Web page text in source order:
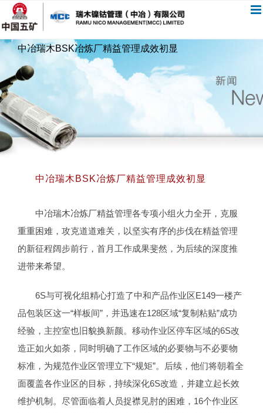
过
内
中冶瑞木BSK冶炼厂精益管理成效初显
中冶瑞木BSK冶炼厂精益管理成效初显
中冶瑞木冶炼厂精益管理各专项小组火力全开，克服
重重困难，攻克道道难关，以坚实有序的步伐在精益管理
的新征程阔步前行，首月工作成果斐然，为后续的深度推
进带来希望。
6S与可视化组精心打造了中和产品作业区E149一楼产
品包装区这一“样板间”，并迅速在128区域“复制粘贴”成功
经验，主控室也旧貌换新颜。移动作业区停车区域的6S改
造正如火如荼，同时明确了工作区域的必要物与不必要物
标准，为规范作业区管理立下“规矩”。后续，他们将朝着全
面覆盖各作业区的目标，持续深化6S改造，并建立起长效
维护机制。尽管面临着人员捉襟见肘的困难，16个作业区